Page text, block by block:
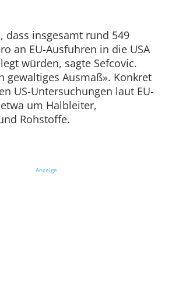
dass insgesamt rund 549
an EU-Ausfuhren in die USA
würden, sagte Sefcovic.
gewaltiges Ausmaß». Konkret
US-Untersuchungen laut EU-
um Halbleiter,
Rohstoffe.
Anzeige